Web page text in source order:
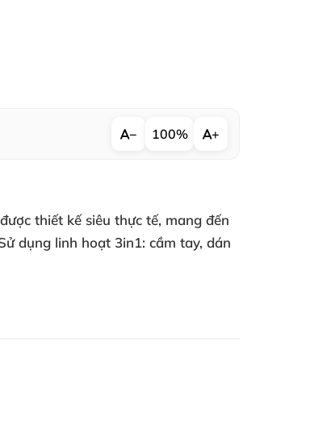
− 100% +
được thiết kế siêu thực tế, mang đến
dụng linh hoạt 3in1: cầm tay, dán